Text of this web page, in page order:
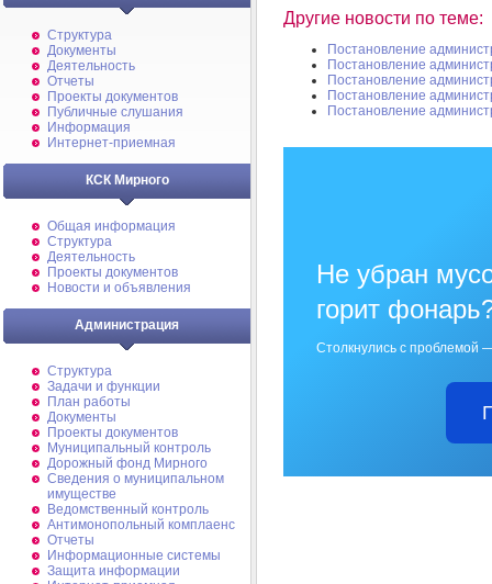
Структура
Документы
Деятельность
Отчеты
Проекты документов
Публичные слушания
Информация
Интернет-приемная
КСК Мирного
Общая информация
Структура
Деятельность
Проекты документов
Новости и объявления
Администрация
Структура
Задачи и функции
План работы
Документы
Проекты документов
Муниципальный контроль
Дорожный фонд Мирного
Cведения о муниципальном
имуществе
Ведомственный контроль
Антимонопольный комплаенс
Отчеты
Информационные системы
Защита информации
Другие новости по теме:
Постановление
Постановление
Постановление
Постановление
Постановление
Не убран
горит
Столкнулись с проблемой